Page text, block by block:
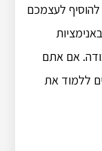
לעצמכם
אם אתם
ללמוד את